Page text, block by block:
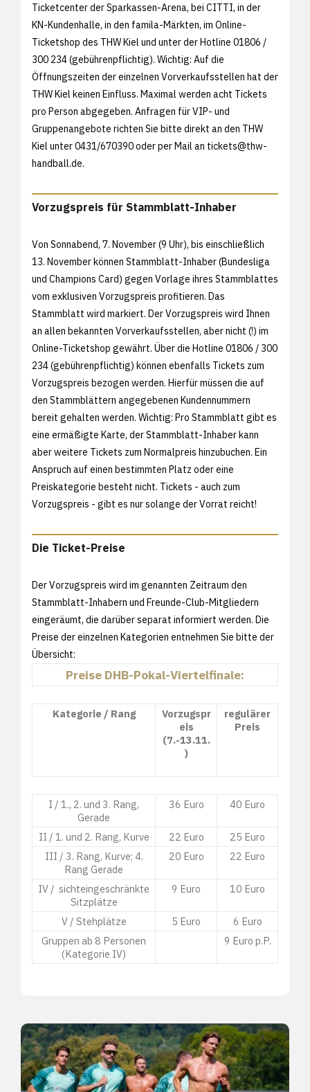
Ticketcenter der Sparkassen-Arena, bei CITTI, in der
KN-Kundenhalle, in den famila-Märkten, im Online-
Ticketshop des THW Kiel und unter der Hotline 01806 /
300 234 (gebührenpflichtig). Wichtig: Auf die
Öffnungszeiten der einzelnen Vorverkaufsstellen hat der
THW Kiel keinen Einfluss. Maximal werden acht Tickets
pro Person abgegeben. Anfragen für VIP- und
Gruppenangebote richten Sie bitte direkt an den THW
Kiel unter 0431/670390 oder per Mail an tickets@thw-
handball.de.
Vorzugspreis für Stammblatt-Inhaber
Von Sonnabend, 7. November (9 Uhr), bis einschließlich
13. November können Stammblatt-Inhaber (Bundesliga
und Champions Card) gegen Vorlage ihres Stammblattes
vom exklusiven Vorzugspreis profitieren. Das
Stammblatt wird markiert. Der Vorzugspreis wird Ihnen
an allen bekannten Vorverkaufsstellen, aber nicht (!) im
Online-Ticketshop gewährt. Über die Hotline 01806 / 300
234 (gebührenpflichtig) können ebenfalls Tickets zum
Vorzugspreis bezogen werden. Hierfür müssen die auf
den Stammblättern angegebenen Kundennummern
bereit gehalten werden. Wichtig: Pro Stammblatt gibt es
eine ermäßigte Karte, der Stammblatt-Inhaber kann
aber weitere Tickets zum Normalpreis hinzubuchen. Ein
Anspruch auf einen bestimmten Platz oder eine
Preiskategorie besteht nicht. Tickets - auch zum
Vorzugspreis - gibt es nur solange der Vorrat reicht!
Die Ticket-Preise
Der Vorzugspreis wird im genannten Zeitraum den
Stammblatt-Inhabern und Freunde-Club-Mitgliedern
eingeräumt, die darüber separat informiert werden. Die
Preise der einzelnen Kategorien entnehmen Sie bitte der
Übersicht:
Preise DHB-Pokal-Viertelfinale:
Kategorie / Rang
Vorzugspr
eis
(7.-13.11.
)
regulärer
Preis
I / 1., 2. und 3. Rang,
Gerade
36 Euro 40 Euro
II / 1. und 2. Rang, Kurve 22 Euro
25 Euro
III / 3. Rang, Kurve; 4.
Rang Gerade
20 Euro 22 Euro
IV / sichteingeschränkte
Sitzplätze
9 Euro 10 Euro
V / Stehplätze 5 Euro
6 Euro
Gruppen ab 8 Personen
(Kategorie IV)
9 Euro p.P.